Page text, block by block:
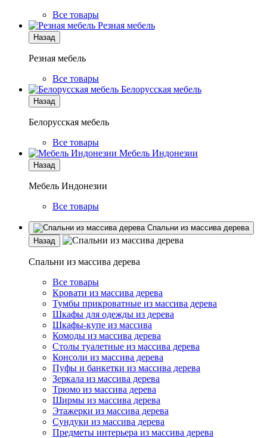
Все товары
Резная мебель
Назад
Резная мебель
Все товары
Белорусская мебель
Назад
Белорусская мебель
Все товары
Мебель Индонезии
Назад
Мебель Индонезии
Все товары
Спальни из массива дерева
Назад
Спальни из массива дерева
Все товары
Кровати из массива дерева
Тумбы прикроватные из массива дерева
Шкафы для одежды из дерева
Шкафы-купе из массива
Комоды из массива дерева
Столы туалетные из массива дерева
Консоли из массива дерева
Пуфы и банкетки из массива дерева
Зеркала из массива дерева
Трюмо из массива дерева
Ширмы из массива дерева
Этажерки из массива дерева
Сундуки из массива дерева
Предметы интерьера из массива дерева